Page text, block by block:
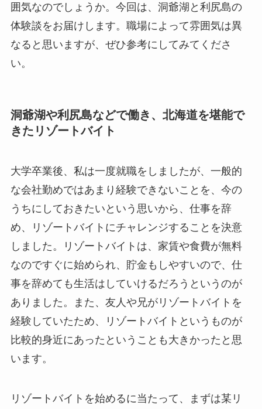
囲気なのでしょうか。今回は、洞爺湖と利尻島の
体験談をお届けします。職場によって雰囲気は異
なると思いますが、ぜひ参考にしてみてくださ
い。
洞爺湖や利尻島などで働き、北海道を堪能で
きたリゾートバイト
大学卒業後、私は一度就職をしましたが、一般的
な会社勤めではあまり経験できないことを、今の
うちにしておきたいという思いから、仕事を辞
め、リゾートバイトにチャレンジすることを決意
しました。リゾートバイトは、家賃や食費が無料
なのですぐに始められ、貯金もしやすいので、仕
事を辞めても生活はしていけるだろうというのが
ありました。また、友人や兄がリゾートバイトを
経験していたため、リゾートバイトというものが
比較的身近にあったということも大きかったと思
います。
リゾートバイトを始めるに当たって、まずは某リ